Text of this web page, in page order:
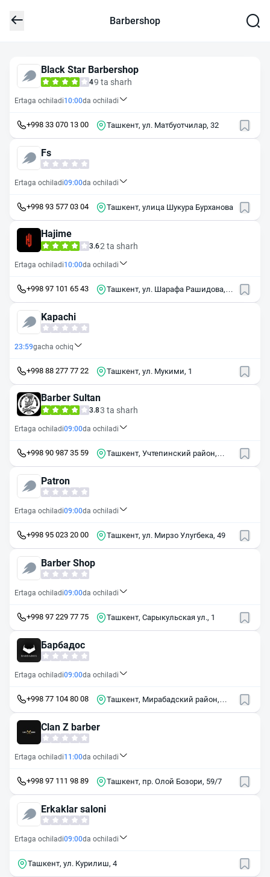
Barbershop
Black Star Barbershop
49 ta sharh
Ertaga ochiladi10:00da ochiladi
+998 33 070 13 00 Ташкент, ул. Матбуотчилар, 32
Fs
Ertaga ochiladi09:00da ochiladi
+998 93 577 03 04 Ташкент, улица Шукура Бурханова
Hajime
3.62 ta sharh
Ertaga ochiladi10:00da ochiladi
+998 97 101 65 43
Ташкент, ул. Шарафа Рашидова,
Kapachi
23:59gacha ochiq
+998 88 277 77 22 Ташкент, ул. Мукими, 1
Barber Sultan
3.83 ta sharh
Ertaga ochiladi09:00da ochiladi
+998 90 987 35 59
Ташкент, Учтепинский район,
Patron
Ertaga ochiladi09:00da ochiladi
+998 95 023 20 00 Ташкент, ул. Мирзо Улугбека, 49
Barber Shop
Ertaga ochiladi09:00da ochiladi
+998 97 229 77 75 Ташкент, Сарыкульская ул., 1
Барбадос
Ertaga ochiladi09:00da ochiladi
+998 77 104 80 08
Ташкент, Мирабадский район,
Clan Z barber
Ertaga ochiladi11:00da ochiladi
+998 97 111 98 89 Ташкент, пр. Олой Бозори, 59/7
Erkaklar saloni
Ertaga ochiladi09:00da ochiladi
Ташкент, ул. Курилиш, 4